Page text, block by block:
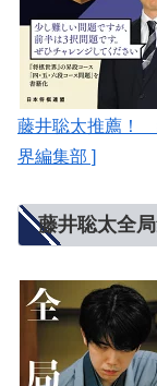
藤井聡太推薦！
界編集部 ]
藤井聡太全